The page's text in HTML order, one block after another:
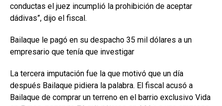
conductas el juez incumplió la prohibición de aceptar
dádivas”, dijo el fiscal.
Bailaque le pagó en su despacho 35 mil dólares a un
empresario que tenía que investigar
La tercera imputación fue la que motivó que un día
después Bailaque pidiera la palabra. El fiscal acusó a
Bailaque de comprar un terreno en el barrio exclusivo Vida